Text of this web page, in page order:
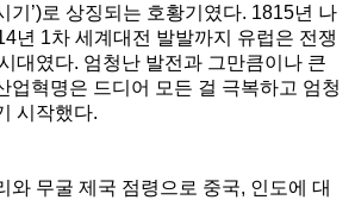
기’)로 상징되는 호황기였다. 1815년 나
년 1차 세계대전 발발까지 유럽은 전쟁
대였다. 엄청난 발전과 그만큼이나 큰
업혁명은 드디어 모든 걸 극복하고 엄청
시작했다.
와 무굴 제국 점령으로 중국, 인도에 대